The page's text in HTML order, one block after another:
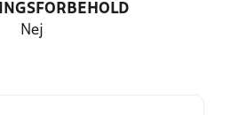
Nej